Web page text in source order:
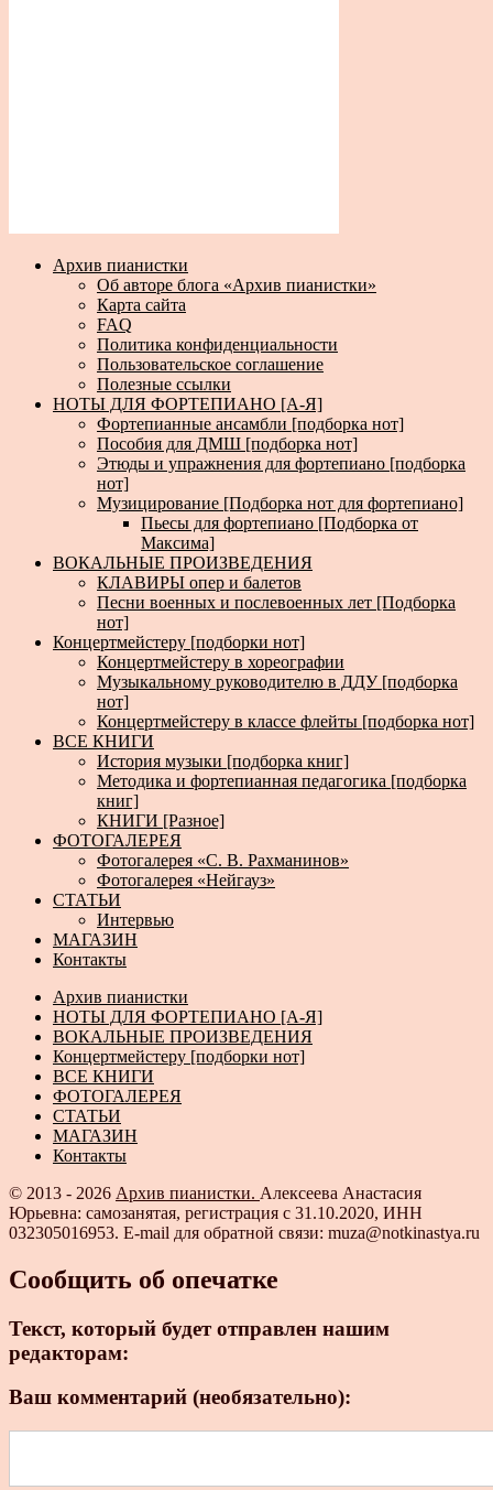
Архив пианистки
Об авторе блога «Архив пианистки»
Карта сайта
FAQ
Политика конфиденциальности
Пользовательское соглашение
Полезные ссылки
НОТЫ ДЛЯ ФОРТЕПИАНО [А-Я]
Фортепианные ансамбли [подборка нот]
Пособия для ДМШ [подборка нот]
Этюды и упражнения для фортепиано [подборка
нот]
Музицирование [Подборка нот для фортепиано]
Пьесы для фортепиано [Подборка от
Максима]
ВОКАЛЬНЫЕ ПРОИЗВЕДЕНИЯ
КЛАВИРЫ опер и балетов
Песни военных и послевоенных лет [Подборка
нот]
Концертмейстеру [подборки нот]
Концертмейстеру в хореографии
Музыкальному руководителю в ДДУ [подборка
нот]
Концертмейстеру в классе флейты [подборка нот]
ВСЕ КНИГИ
История музыки [подборка книг]
Методика и фортепианная педагогика [подборка
книг]
КНИГИ [Разное]
ФОТОГАЛЕРЕЯ
Фотогалерея «С. В. Рахманинов»
Фотогалерея «Нейгауз»
СТАТЬИ
Интервью
МАГАЗИН
Контакты
Архив пианистки
НОТЫ ДЛЯ ФОРТЕПИАНО [А-Я]
ВОКАЛЬНЫЕ ПРОИЗВЕДЕНИЯ
Концертмейстеру [подборки нот]
ВСЕ КНИГИ
ФОТОГАЛЕРЕЯ
СТАТЬИ
МАГАЗИН
Контакты
© 2013 - 2026 Архив пианистки. Алексеева Анастасия
Юрьевна: самозанятая, регистрация с 31.10.2020, ИНН
032305016953. E-mail для обратной связи: muza@notkinastya.ru
Сообщить об опечатке
Текст, который будет отправлен нашим
редакторам:
Ваш комментарий (необязательно):